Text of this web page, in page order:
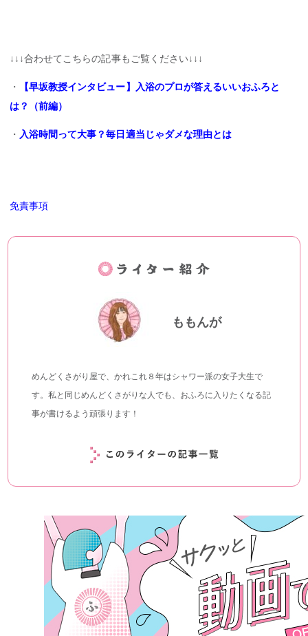
↓↓↓合わせてこちらの記事もご覧ください↓↓↓
・
【早坂教授インタビュー】入浴のプロが答えるいいおふろと
は？（前編）
・ 入浴時間って大事？毎日適当じゃダメな理由とは
免責事項
ももんが
めんどくさがり屋で、かれこれ８年はシャワー派の女子大生で
す。私と同じめんどくさがりな人でも、おふろに入りたくなる記
事が書けるよう頑張ります！